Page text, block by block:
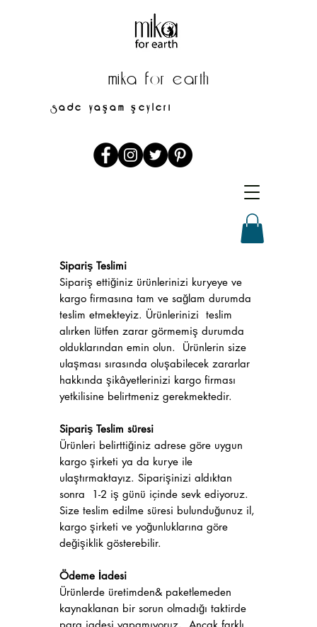
mika for earth
sade yaşam şeyleri
Sipariş Teslimi
Sipariş ettiğiniz ürünlerinizi kuryeye ve
kargo firmasına tam ve sağlam durumda
teslim etmekteyiz. Ürünlerinizi teslim
alırken lütfen zarar görmemiş durumda
olduklarından emin olun. Ürünlerin size
ulaşması sırasında oluşabilecek zararlar
hakkında şikâyetlerinizi kargo firması
yetkilisine belirtmeniz gerekmektedir.
Sipariş Teslim süresi
Ürünleri belirttiğiniz adrese göre uygun
kargo şirketi ya da kurye ile
ulaştırmaktayız. Siparişinizi aldıktan
sonra 1-2 iş günü içinde sevk ediyoruz.
Size teslim edilme süresi bulunduğunuz il,
kargo şirketi ve yoğunluklarına göre
değişiklik gösterebilir.
Ödeme İadesi
Ürünlerde üretimden& paketlemeden
kaynaklanan bir sorun olmadığı taktirde